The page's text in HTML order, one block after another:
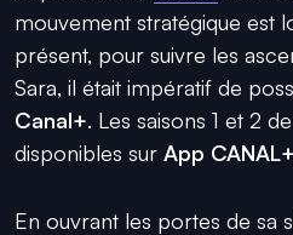
mouvement stratégique est
présent, pour suivre les
Sara, il était impératif de
Canal+. Les saisons 1 et 2
disponibles sur App CANAL+
En ouvrant les portes de sa